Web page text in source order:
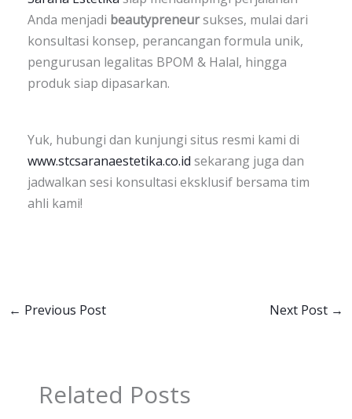
Anda menjadi beautypreneursukses, mulai dari
konsultasi konsep, perancangan formula unik,
pengurusan legalitas BPOM & Halal, hingga
produk siap dipasarkan.
Yuk, hubungi dan kunjungi situs resmi kami di
www.stcsaranaestetika.co.id sekarang juga dan
jadwalkan sesi konsultasi eksklusif bersama tim
ahli kami!
← Previous Post Next Post →
Related Posts